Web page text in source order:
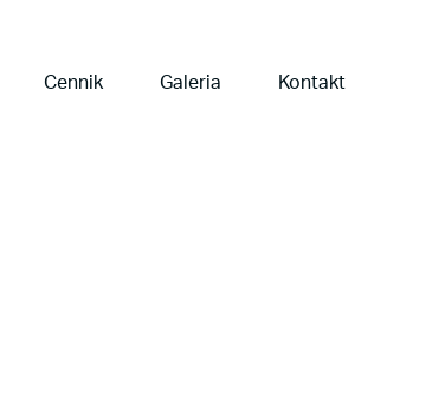
Cennik Galeria Kontakt